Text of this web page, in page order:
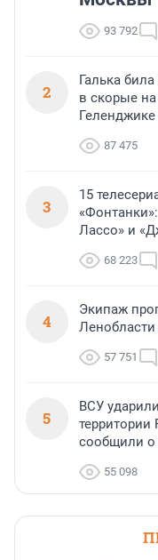
93 792
2
Галька
в скорые
87 475
3
15
Лассо» и
68 223
4
Экипаж
57 751
5
ВСУ
территории
сообщили о
55 098